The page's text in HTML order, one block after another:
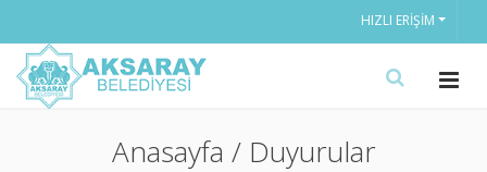
HIZLI ERIŞIM
Anasayfa / Duyurular